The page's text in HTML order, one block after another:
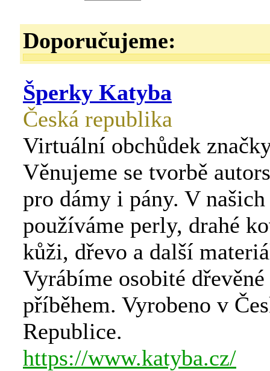
Doporučujeme:
Šperky Katyba
Česká republika
Virtuální obchůdek
Věnujeme se tvorbě
pro dámy i pány. V
používáme perly, drahé
kůži, dřevo a další
Vyrábíme osobité
příběhem. Vyrobeno v
Republice.
https://www.katyba.cz/